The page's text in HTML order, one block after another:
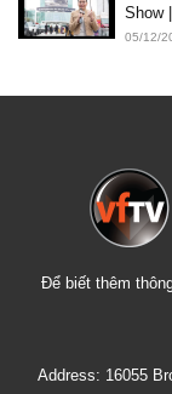
Show
05/12/
Để biết thêm
Address: 16055